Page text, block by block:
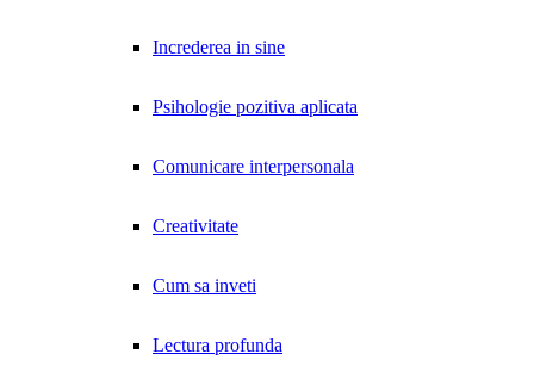
Increderea in sine
Psihologie pozitiva aplicata
Comunicare interpersonala
Creativitate
Cum sa inveti
Lectura profunda